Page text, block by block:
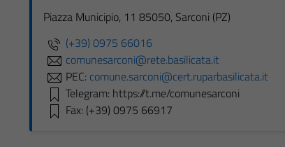
Piazza Municipio, 11 85050, Sarconi (PZ)
(+39) 0975 66016
comunesarconi@rete.basilicata.it
PEC: comune.sarconi@cert.ruparbasilicata.it
Telegram: https://t.me/comunesarconi
Fax: (+39) 0975 66917